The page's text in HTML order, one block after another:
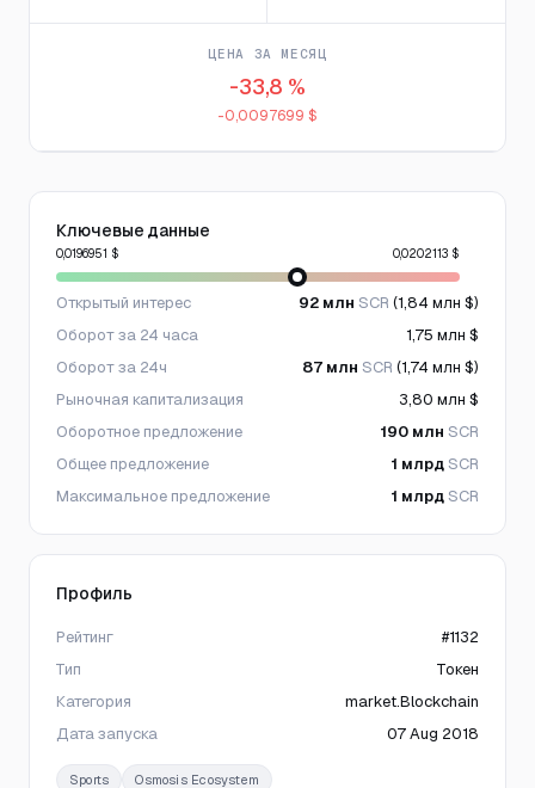
ЦЕНА ЗА МЕСЯЦ
-33,8 %
-0,0097699 $
Ключевые данные
0,0196951 $ 0,0202113 $
Открытый интерес 92 млн SCR (1,84 млн $)
Оборот за 24 часа
1,75 млн $
Оборот за 24ч
87 млн SCR (1,74 млн $)
Рыночная капитализация
3,80 млн $
Оборотное предложение
190 млн SCR
Общее предложение
1 млрдSCR
Максимальное предложение
1 млрдSCR
Профиль
Рейтинг
#1132
Тип
Токен
Категория
market.Blockchain
Дата запуска
07 Aug 2018
Sports Osmosis Ecosystem